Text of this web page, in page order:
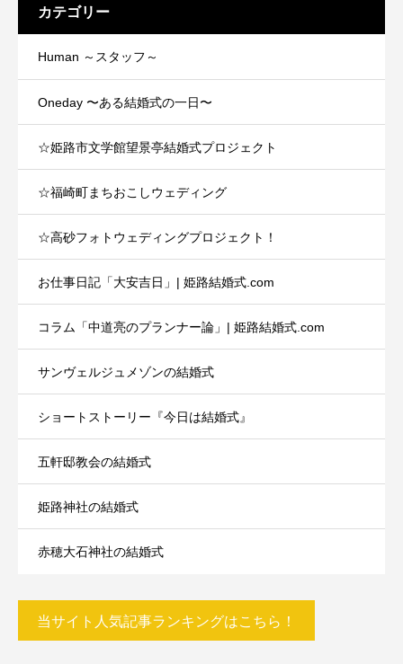
カテゴリー
Human ～スタッフ～
Oneday 〜ある結婚式の一日〜
☆姫路市文学館望景亭結婚式プロジェクト
☆福崎町まちおこしウェディング
☆高砂フォトウェディングプロジェクト！
お仕事日記「大安吉日」| 姫路結婚式.com
コラム「中道亮のプランナー論」| 姫路結婚式.com
サンヴェルジュメゾンの結婚式
ショートストーリー『今日は結婚式』
五軒邸教会の結婚式
姫路神社の結婚式
赤穂大石神社の結婚式
当サイト人気記事ランキングはこちら！